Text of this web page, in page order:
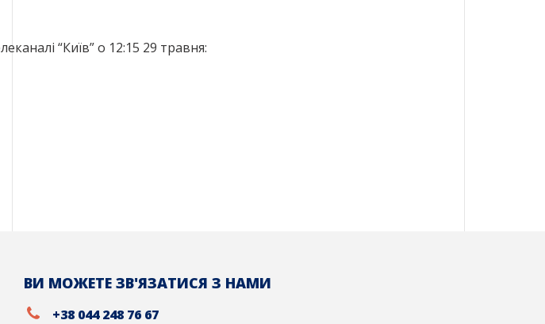
“Київ” о 12:15 29 травня:
ВИ МОЖЕТЕ ЗВ'ЯЗАТИСЯ З НАМИ
+38 044 248 76 67